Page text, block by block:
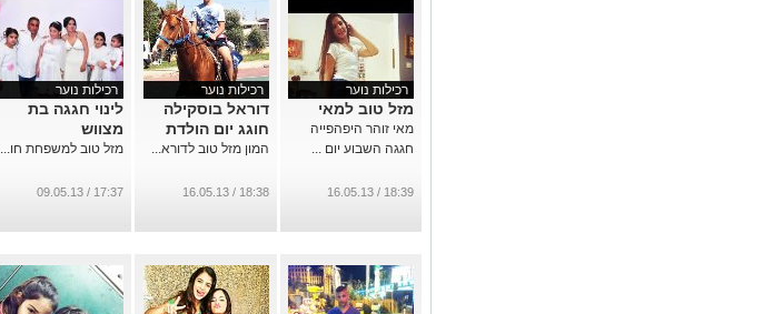
רכילות נוער
מזל טוב למאי
מאי זוהר היפהפייה
חגגה השבוע יום ...
18:39 / 16.05.13
רכילות נוער
דוראל בוסקילה
חוגג יום הולדת
המון מזל טוב לדורא...
18:38 / 16.05.13
רכילות נוער
לינוי חגגה בת
מצווש
מזל טוב למשפחת חו...
17:37 / 09.05.13